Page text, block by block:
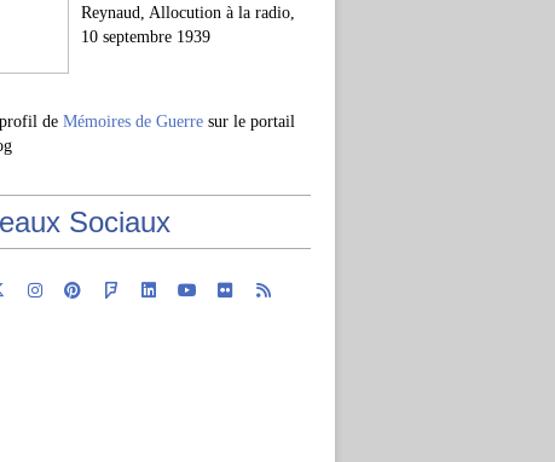
Reynaud, Allocution à la radio,
10 septembre 1939
de Mémoires de Guerre sur le portail
Sociaux